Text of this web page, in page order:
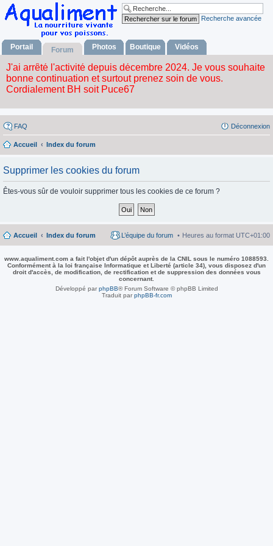
Recherche avancée
Portail Forum Photos Boutique Vidéos
FAQ Déconnexion
Accueil Index du forum
Supprimer les cookies du forum
Êtes-vous sûr de vouloir supprimer tous les cookies de ce forum ?
Accueil Index du forum Heures au format UTC+01:00
L’équipe du forum
www.aqualiment.com a fait l'objet d'un dépôt auprès de la CNIL sous le numéro 1088593.
Conformément à la loi française Informatique et Liberté (article 34), vous disposez d'un
droit d'accès, de modification, de rectification et de suppression des données vous
concernant.
Développé parphpBB® Forum Software © phpBB Limited
Traduit parphpBB-fr.com